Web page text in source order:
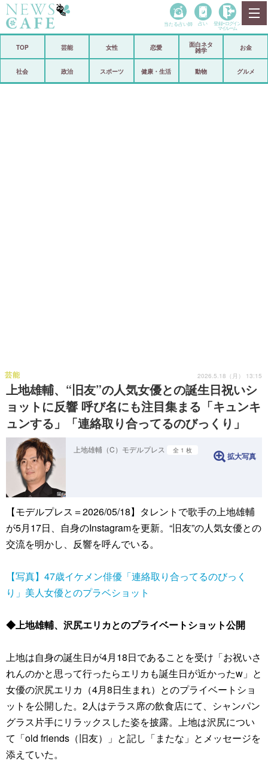
政治
当たる占い師 占い 登録• ログイン
マイルーム
TOP 芸能 女性 恋愛
面白ネタ
雑学
お金
社会 政治 スポーツ 健康・生活 動物 グルメ
上地雄輔、“旧友”の人気女優との誕生日祝いシ
ョットに反響 呼び名にも注目集まる「キュンキ
ュンする」「連絡取り合ってるのびっくり」
芸能 2026.5.18（月） 13:15
上地雄輔（C）モデルプレス 全 1 枚
拡大写真
【モデルプレス＝2026/05/18】タレントで歌手の上地雄輔
が5月17日、自身のInstagramを更新。“旧友”の人気女優との
交流を明かし、反響を呼んでいる。
【写真】47歳イケメン俳優「連絡取り合ってるのびっく
り」美人女優とのプラベショット
◆上地雄輔、沢尻エリカとのプライベートショット公開
上地は自身の誕生日が4月18日であることを受け「お祝いさ
れんのかと思って行ったらエリカも誕生日が近かったw」と
女優の沢尻エリカ（4月8日生まれ）とのプライベートショ
ットを公開した。2人はテラス席の飲食店にて、シャンパン
グラス片手にリラックスした姿を披露。上地は沢尻につい
て「old friends（旧友）」と記し「またな」とメッセージを
添えていた。